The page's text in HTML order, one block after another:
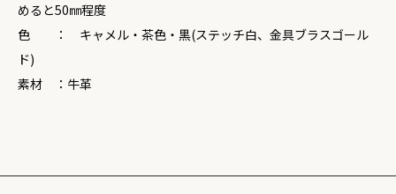
めると50㎜程度
色 ： キャメル・茶色・黒(ステッチ白、金具ブラスゴール
ド)
素材 ：牛革